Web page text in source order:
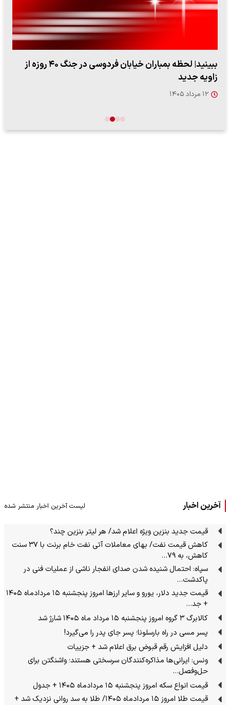
ببینید| لحظه بمباران خیابان فردوسی در جنگ ۴۰ روزه از
زاویه جدید
۱۲ مرداد ۱۴۰۵
آخرین اخبار لیست آخرین اخبار منتشر شده
قیمت جدید بنزین ویژه اعلام شد/ هر لیتر بنزین چند؟
کاهش قیمت نفت/ بهای معاملات آتی نفت خام برنت با ۳۷ سنت
کاهش، به ۷۹…
سپاه: احتمال شنیده شدن صدای انفجار ناشی از عملیات فنی در
پاکدشت…
قیمت جدید دلار، یورو و سایر ارزها امروز پنجشنبه ۱۵ مردادماه ۱۴۰۵
+ جد…
کالابرگ ۳ گروه امروز پنجشنبه ۱۵ مرداد ماه ۱۴۰۵ شارژ شد
پسر مسی در راه بارسلونا؛ پسر جای پدر را می‌گیرد!
دلیل افزایش رقم قبوض برق اعلام شد + جزییات
ونس: ایرانی‌ها مذاکره‌کنندگان سرسختی هستند؛ واشنگتن برای
حل‌وفصل…
قیمت انواع سکه امروز پنجشنبه ۱۵ مردادماه ۱۴۰۵ + جدول
قیمت طلا امروز ۱۵ مردادماه ۱۴۰۵/ طلا به سد روانی نزدیک شد +